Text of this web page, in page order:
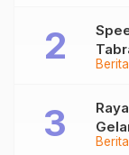
Berita
Berita
Juta